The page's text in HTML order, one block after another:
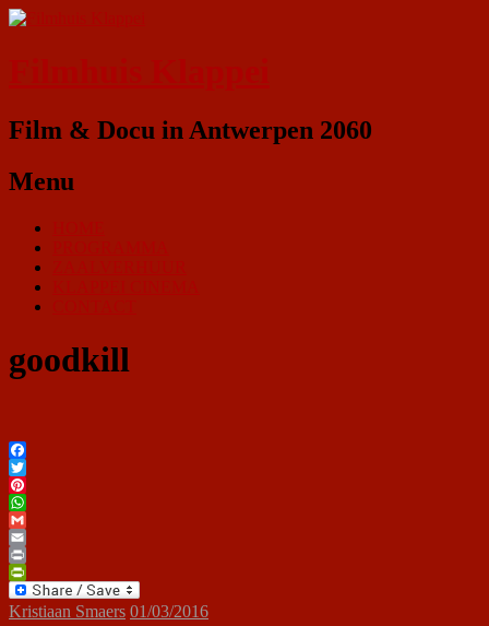
Film & Docu in Antwerpen 2060
Menu
goodkill
Facebook
Twitter
Pinterest
WhatsApp
Gmail
Email
Print
PrintFriendly
Kristiaan Smaers 01/03/2016